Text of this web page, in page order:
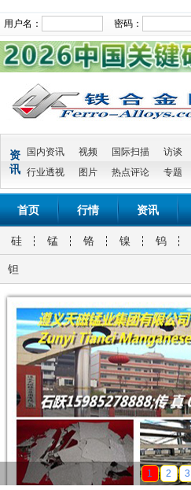
用户名： 密码：
资
讯
国内资讯 视频 国际扫描
访谈
行业透视
图片 热点评论 专题
首页 行情 资讯
硅 锰 铬 镍 钨
钽
天磁锰业
1 2 3